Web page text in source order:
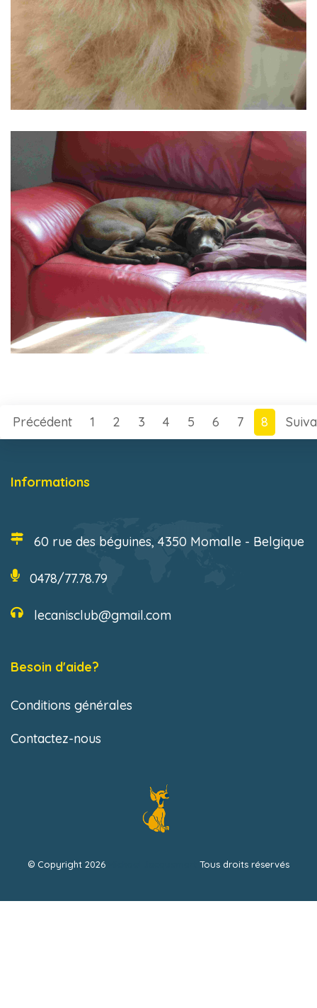
Précédent 1 2 3 4 5 6 7
8
(current)
Informations
60 rue des béguines, 4350 Momalle - Belgique
0478/77.78.79
lecanisclub@gmail.com
Besoin d'aide?
Conditions générales
Contactez-nous
© Copyright 2026 Tous droits réservés